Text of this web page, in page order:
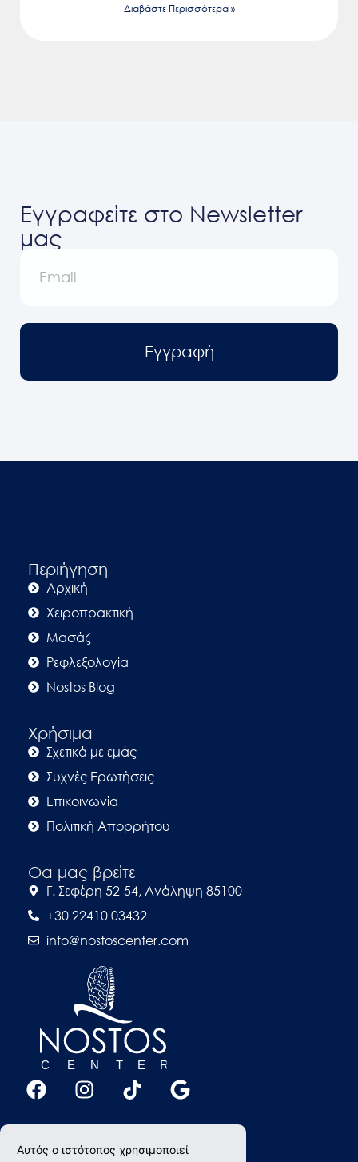
Αυτός ο ιστότοπος χρησιμοποιεί
Διαβάστε Περισσότερα »
Εγγραφείτε στο Newsletter
μας
Εγγραφή
Περιήγηση
Αρχική
Χειροπρακτική
Μασάζ
Ρεφλεξολογία
Nostos Blog
Χρήσιμα
Σχετικά με εμάς
Συχνές Ερωτήσεις
Επικοινωνία
Πολιτική Απορρήτου
Θα μας βρείτε
Γ. Σεφέρη 52-54, Ανάληψη 85100
+30 22410 03432
info@nostoscenter.com